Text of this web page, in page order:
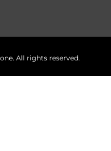
All rights reserved.